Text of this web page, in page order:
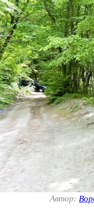
Автор: